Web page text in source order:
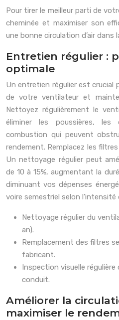
Pour tirer le meilleur parti de
cheminée et maximiser son
une bonne circulation d’air dans
Entretien régulier :
optimale
Un entretien régulier est crucial
de votre ventilateur et
Nettoyez régulièrement le
éliminer les poussières,
combustion qui peuvent
rendement. Remplacez les
Un nettoyage régulier peut
de 10 à 15%, augmentant la
diminuant vos dépenses
voire semestriel selon
Nettoyage régulier du
an).
Remplacement des filtres
fabricant.
Inspection visuelle régulière
conduit.
Améliorer la
maximiser le